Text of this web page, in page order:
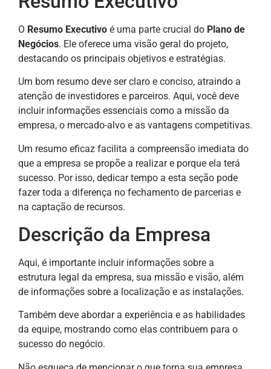
O Resumo Executivo é uma parte crucial do Plano de
Negócios. Ele oferece uma visão geral do projeto,
destacando os principais objetivos e estratégias.
Um bom resumo deve ser claro e conciso, atraindo a
atenção de investidores e parceiros. Aqui, você deve
incluir informações essenciais como a missão da
empresa, o mercado-alvo e as vantagens competitivas.
Um resumo eficaz facilita a compreensão imediata do
que a empresa se propõe a realizar e porque ela terá
sucesso. Por isso, dedicar tempo a esta seção pode
fazer toda a diferença no fechamento de parcerias e
na captação de recursos.
Descrição da Empresa
Aqui, é importante incluir informações sobre a
estrutura legal da empresa, sua missão e visão, além
de informações sobre a localização e as instalações.
Também deve abordar a experiência e as habilidades
da equipe, mostrando como elas contribuem para o
sucesso do negócio.